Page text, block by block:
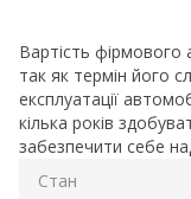
Вартість фірмового
так як термін його
експлуатації
кілька років
забезпечити себе
Стан